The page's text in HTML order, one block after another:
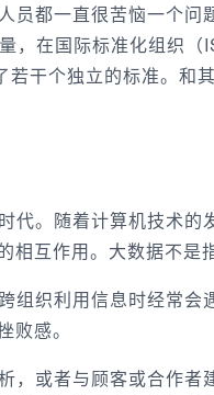
都一直很苦恼一个问
，在国际标准化组织
干个独立的标准。和
。随着计算机技术的
相互作用。大数据不是
织利用信息时经常会
败感。
或者与顾客或合作者